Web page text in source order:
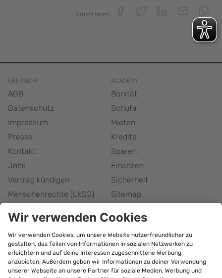
Artikel teilen
ÜBERSICHT
AGB
Datenschutz
Impressum
Presse
Kontakt
Jobs
Vertrag kündigen
Menschenrechte (LkSG)
Barrierefreiheitserklärung
Cookie-Einstellungen
bonify Abonnement
kündigen
ACADEMY
Bonität
Schufa
Mieten
Kredite
Sparen
Finanzen
Sicherheit
Sitemap